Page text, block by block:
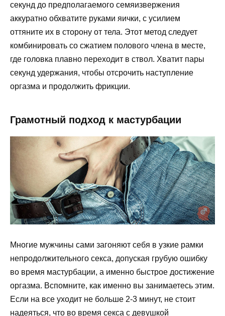
секунд до предполагаемого семяизвержения
аккуратно обхватите руками яички, с усилием
оттяните их в сторону от тела. Этот метод следует
комбинировать со сжатием полового члена в месте,
где головка плавно переходит в ствол. Хватит пары
секунд удержания, чтобы отсрочить наступление
оргазма и продолжить фрикции.
Грамотный подход к мастурбации
Многие мужчины сами загоняют себя в узкие рамки
непродолжительного секса, допуская грубую ошибку
во время мастурбации, а именно быстрое достижение
оргазма. Вспомните, как именно вы занимаетесь этим.
Если на все уходит не больше 2-3 минут, не стоит
надеяться, что во время секса с девушкой